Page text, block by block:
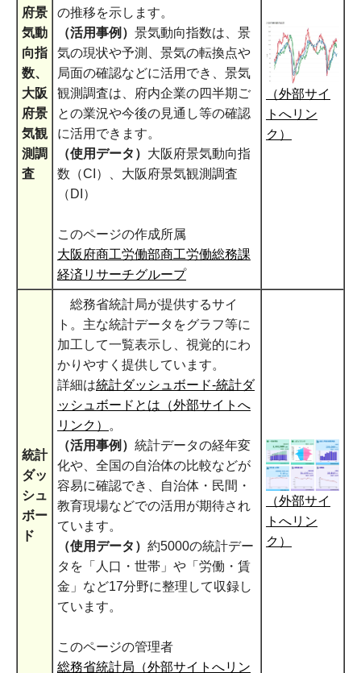
府景
気動
向指
数、
大阪
府景
気観
測調
査
の推移を示します。
（活用事例） 景気動向指数は、景
気の現状や予測、景気の転換点や
局面の確認などに活用でき、景気
観測調査は、府内企業の四半期ご
との業況や今後の見通し等の確認
に活用できます。
（使用データ） 大阪府景気動向指
数（CI）、大阪府景気観測調査
（DI）
このページの作成所属
大阪府商工労働部商工労働総務課
経済リサーチグループ
（外部サイ
トへリン
ク）
統計
ダッ
シュ
ボー
ド
総務省統計局が提供するサイ
ト。主な統計データをグラフ等に
加工して一覧表示し、視覚的にわ
かりやすく提供しています。
詳細は統計ダッシュボード-統計ダ
ッシュボードとは（外部サイトへ
リンク）
。
（活用事例） 統計データの経年変
化や、全国の自治体の比較などが
容易に確認でき、自治体・民間・
教育現場などでの活用が期待され
ています。
（使用データ） 約5000の統計デー
タを「人口・世帯」や「労働・賃
金」など17分野に整理して収録し
ています。
このページの管理者
総務省統計局（外部サイトへリン
（外部サイ
トへリン
ク）